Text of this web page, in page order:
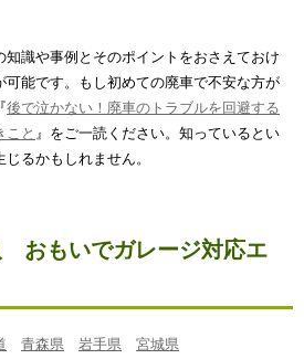
知識や事例とそのポイントをおさえておけ
能です。もし初めての廃車で不安な方が
後で泣かない！廃車のトラブルを回避する
こと 』をご一読ください。知っているとい
るかもしれません。
おもいでガレージ対応エ
青森県 岩手県
宮城県